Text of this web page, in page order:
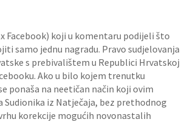
Facebook) koji u komentaru podijeli što
samo jednu nagradu. Pravo sudjelovanja
s prebivalištem u Republici Hrvatskoj
Ako u bilo kojem trenutku
ponaša na neetičan način koji ovim
iz Natječaja, bez prethodnog
korekcije mogućih novonastalih